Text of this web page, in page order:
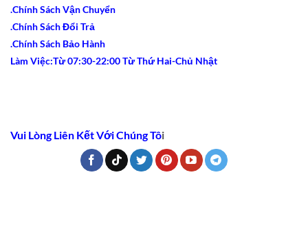
.Chính Sách Vận Chuyển
.Chính Sách Đổi Trả
.Chính Sách Bảo Hành
Làm Việc:Từ 07:30-22:00 Từ Thứ Hai-Chủ Nhật
Vui Lòng Liên Kết Với Chúng Tôi